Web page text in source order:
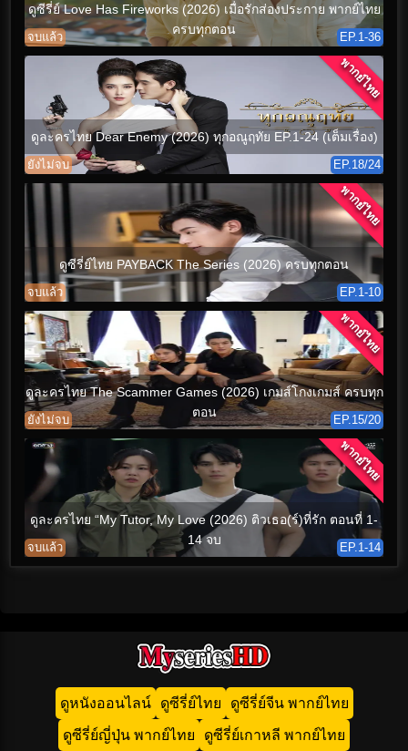
ดูซีรี่ย์ Love Has Fireworks (2026) เมื่อรักส่องประกาย พากย์ไทย
ครบทุกตอน
จบแล้ว EP.1-36
ดูละครไทย Dear Enemy (2026) ทุกอณูฤทัย EP.1-24 (เต็มเรื่อง)
ยังไม่จบ EP.18/24
พากย์ไทย
ดูซีรี่ย์ไทย PAYBACK The Series (2026) ครบทุกตอน
จบแล้ว EP.1-10
พากย์ไทย
ดูละครไทย The Scammer Games (2026) เกมส์โกงเกมส์ ครบทุก
ตอน
ยังไม่จบ EP.15/20
พากย์ไทย
ดูละครไทย “My Tutor, My Love (2026) ติวเธอ(ร์)ที่รัก ตอนที่ 1-
14 จบ
จบแล้ว EP.1-14
พากย์ไทย
ดูหนังออนไลน์ ดูซีรี่ย์ไทย ดูซีรี่ย์จีน พากย์ไทย
ดูซีรี่ย์ญี่ปุ่น พากย์ไทย ดูซีรี่ย์เกาหลี พากย์ไทย